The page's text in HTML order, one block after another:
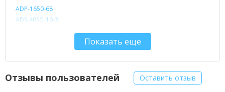
ADP-1650-68
ADS-40SG-19-3
EAY62549304
EAY62850301
Показать еще
Отзывы пользователей Оставить отзыв